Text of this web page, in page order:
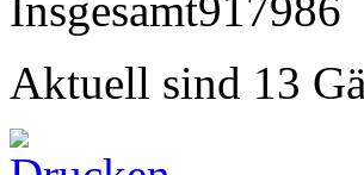
Aktuell sind 13